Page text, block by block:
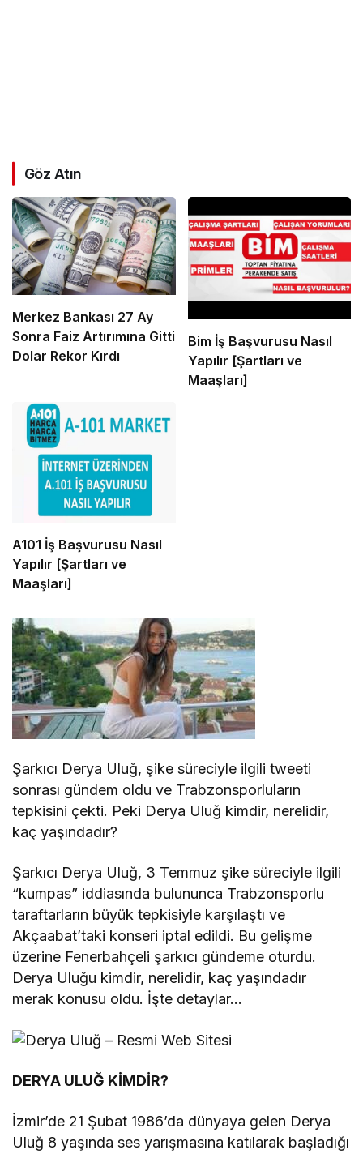
Göz Atın
Merkez Bankası 27 Ay
Sonra Faiz Artırımına Gitti
Dolar Rekor Kırdı
Bim İş Başvurusu Nasıl
Yapılır [Şartları ve
Maaşları]
A101 İş Başvurusu Nasıl
Yapılır [Şartları ve
Maaşları]
Şarkıcı Derya Uluğ, şike süreciyle ilgili tweeti
sonrası gündem oldu ve Trabzonsporluların
tepkisini çekti. Peki Derya Uluğ kimdir, nerelidir,
kaç yaşındadır?
Şarkıcı Derya Uluğ, 3 Temmuz şike süreciyle ilgili
“kumpas” iddiasında bulununca Trabzonsporlu
taraftarların büyük tepkisiyle karşılaştı ve
Akçaabat’taki konseri iptal edildi. Bu gelişme
üzerine Fenerbahçeli şarkıcı gündeme oturdu.
Derya Uluğu kimdir, nerelidir, kaç yaşındadır
merak konusu oldu. İşte detaylar…
DERYA ULUĞ KİMDİR?
İzmir’de 21 Şubat 1986’da dünyaya gelen Derya
Uluğ 8 yaşında ses yarışmasına katılarak başladığı